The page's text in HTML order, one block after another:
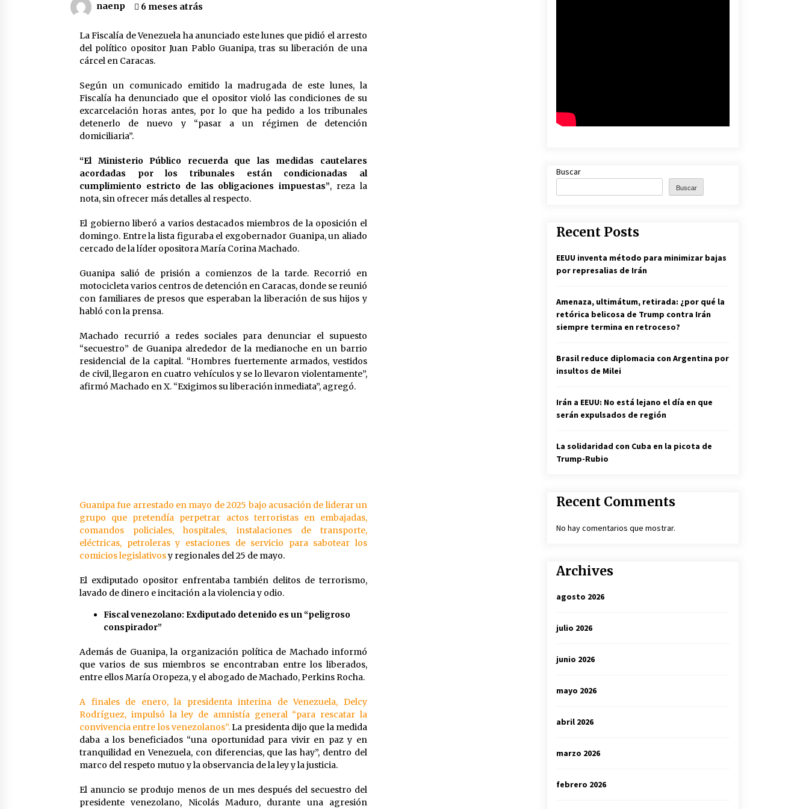
2 días atrás
El Senado argentino define la ley
que amplía la compra de tierras
rurales por capitales extranjeros
Petro: “Genocida” Netanyahu está
detrás de crisis migratoria en
España
4 días atrás
naenp 6 meses atrás
La Fiscalía de Venezuela ha anunciado este lunes que pidió el arresto
del político opositor Juan Pablo Guanipa, tras su liberación de una
cárcel en Caracas.
Según un comunicado emitido la madrugada de este lunes, la
Fiscalía ha denunciado que el opositor violó las condiciones de su
excarcelación horas antes, por lo que ha pedido a los tribunales
detenerlo de nuevo y “pasar a un régimen de detención
domiciliaria”.
“El Ministerio Público recuerda que las medidas cautelares
acordadas por los tribunales están condicionadas al
cumplimiento estricto de las obligaciones impuestas”, reza la
nota, sin ofrecer más detalles al respecto.
El gobierno liberó a varios destacados miembros de la oposición el
domingo. Entre la lista figuraba el exgobernador Guanipa, un aliado
cercado de la líder opositora María Corina Machado.
Guanipa salió de prisión a comienzos de la tarde. Recorrió en
motocicleta varios centros de detención en Caracas, donde se reunió
con familiares de presos que esperaban la liberación de sus hijos y
habló con la prensa.
Machado recurrió a redes sociales para denunciar el supuesto
“secuestro” de Guanipa alrededor de la medianoche en un barrio
residencial de la capital. “Hombres fuertemente armados, vestidos
de civil, llegaron en cuatro vehículos y se lo llevaron violentamente”,
afirmó Machado en X. “Exigimos su liberación inmediata”, agregó.
Guanipa fue arrestado en mayo de 2025 bajo acusación de liderar un
grupo que pretendía perpetrar actos terroristas en embajadas,
comandos policiales, hospitales, instalaciones de transporte,
eléctricas, petroleras y estaciones de servicio para sabotear los
comicios legislativosy regionales del 25 de mayo.
El exdiputado opositor enfrentaba también delitos de terrorismo,
lavado de dinero e incitación a la violencia y odio.
Fiscal venezolano: Exdiputado detenido es un “peligroso
conspirador”
Además de Guanipa, la organización política de Machado informó
que varios de sus miembros se encontraban entre los liberados,
entre ellos María Oropeza, y el abogado de Machado, Perkins Rocha.
A finales de enero, la presidenta interina de Venezuela, Delcy
Rodríguez, impulsó la ley de amnistía general “para rescatar la
convivencia entre los venezolanos”.La presidenta dijo que la medida
daba a los beneficiados “una oportunidad para vivir en paz y en
tranquilidad en Venezuela, con diferencias, que las hay”, dentro del
marco del respeto mutuo y la observancia de la ley y la justicia.
El anuncio se produjo menos de un mes después del secuestro del
presidente venezolano, Nicolás Maduro, durante una agresión
Buscar
Buscar
Recent Posts
EEUU inventa método para minimizar bajas
por represalias de Irán
Amenaza, ultimátum, retirada: ¿por qué la
retórica belicosa de Trump contra Irán
siempre termina en retroceso?
Brasil reduce diplomacia con Argentina por
insultos de Milei
Irán a EEUU: No está lejano el día en que
serán expulsados de región
La solidaridad con Cuba en la picota de
Trump-Rubio
Recent Comments
No hay comentarios que mostrar.
Archives
agosto 2026
julio 2026
junio 2026
mayo 2026
abril 2026
marzo 2026
febrero 2026